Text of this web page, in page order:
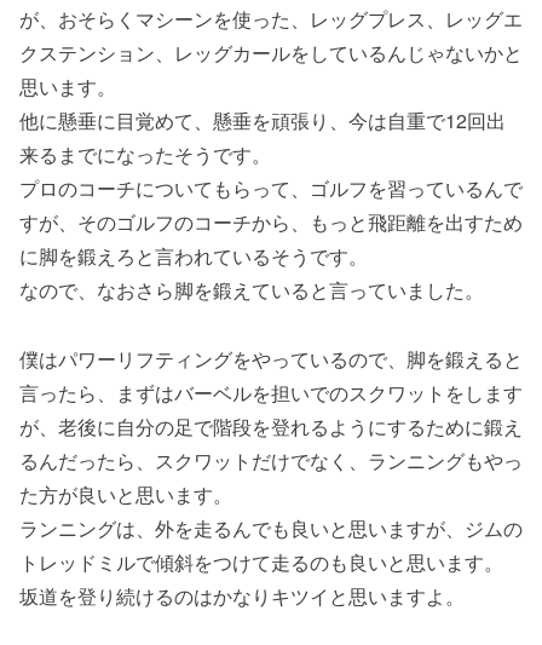
が、おそらくマシーンを使った、レッグプレス、レッグエ
クステンション、レッグカールをしているんじゃないかと
思います。
他に懸垂に目覚めて、懸垂を頑張り、今は自重で12回出
来るまでになったそうです。
プロのコーチについてもらって、ゴルフを習っているんで
すが、そのゴルフのコーチから、もっと飛距離を出すため
に脚を鍛えろと言われているそうです。
なので、なおさら脚を鍛えていると言っていました。
僕はパワーリフティングをやっているので、脚を鍛えると
言ったら、まずはバーベルを担いでのスクワットをします
が、老後に自分の足で階段を登れるようにするために鍛え
るんだったら、スクワットだけでなく、ランニングもやっ
た方が良いと思います。
ランニングは、外を走るんでも良いと思いますが、ジムの
トレッドミルで傾斜をつけて走るのも良いと思います。
坂道を登り続けるのはかなりキツイと思いますよ。